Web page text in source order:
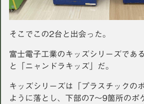
そこでこの2台と出会った。
富士電子工業のキッズシリーズであ
と「ニャンドラキッズ」だ。
キッズシリーズは「プラスチックの
ように落とし、下部の7〜9箇所のポ